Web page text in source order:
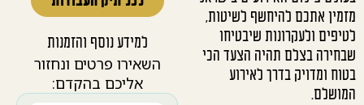
מזמין אתכם להיחשף לשיטות,
לטיפים ולעקרונות שיבטיחו
שבחירה בצלם תהיה הצעד הכי
בטוח ומדויק בדרך לאירוע
המושלם.
למידע נוסף והזמנות
השאירו פרטים ונחזור
אליכם בהקדם: